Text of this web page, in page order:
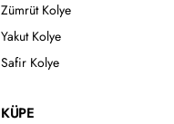
Zümrüt Kolye
Yakut Kolye
Safir Kolye
KÜPE